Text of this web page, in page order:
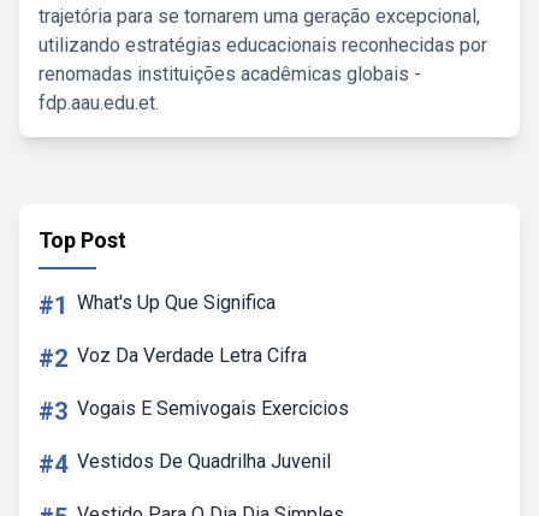
trajetória para se tornarem uma geração excepcional,
utilizando estratégias educacionais reconhecidas por
renomadas instituições acadêmicas globais -
fdp.aau.edu.et.
Top Post
#1 What's Up Que Significa
#2 Voz Da Verdade Letra Cifra
#3 Vogais E Semivogais Exercicios
#4 Vestidos De Quadrilha Juvenil